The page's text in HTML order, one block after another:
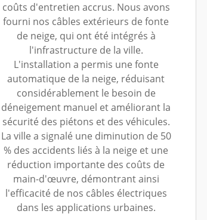
coûts d'entretien accrus. Nous avons
fourni nos câbles extérieurs de fonte
de neige, qui ont été intégrés à
l'infrastructure de la ville.
L'installation a permis une fonte
automatique de la neige, réduisant
considérablement le besoin de
déneigement manuel et améliorant la
sécurité des piétons et des véhicules.
La ville a signalé une diminution de 50
% des accidents liés à la neige et une
réduction importante des coûts de
main-d'œuvre, démontrant ainsi
l'efficacité de nos câbles électriques
dans les applications urbaines.